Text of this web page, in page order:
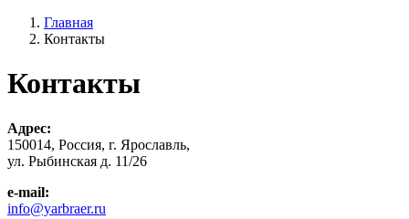
Главная
Контакты
Контакты
Адрес:
150014, Россия, г. Ярославль,
ул. Рыбинская д. 11/26
e-mail:
info@yarbraer.ru